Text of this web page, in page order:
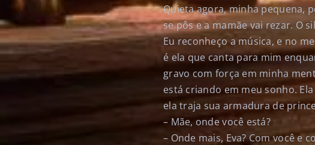
Quieta agora, minha pequena,
se pôs e a mamãe vai rezar. O
Eu reconheço a música, e no
é ela que canta para mim
gravo com força em minha
está criando em meu sonho.
ela traja sua armadura de
– Mãe, onde você está?
– Onde mais, Eva? Com você e